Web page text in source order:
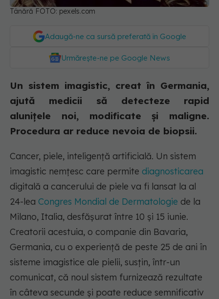
Tânără FOTO: pexels.com
Adaugă-ne ca sursă preferată în Google
Urmărește-ne pe Google News
Un sistem imagistic, creat în Germania,
ajută medicii să detecteze rapid
aluniţele noi, modificate şi maligne.
Procedura ar reduce nevoia de biopsii.
Cancer, piele, inteligență artificială. Un sistem
imagistic nemțesc care permite diagnosticarea
digitală a cancerului de piele va fi lansat la al
24-lea Congres Mondial de Dermatologie de la
Milano, Italia, desfășurat între 10 și 15 iunie.
Creatorii acestuia, o companie din Bavaria,
Germania, cu o experienţă de peste 25 de ani în
sisteme imagistice ale pielii, susțin, într-un
comunicat, că noul sistem furnizează rezultate
în câteva secunde şi poate reduce semnificativ